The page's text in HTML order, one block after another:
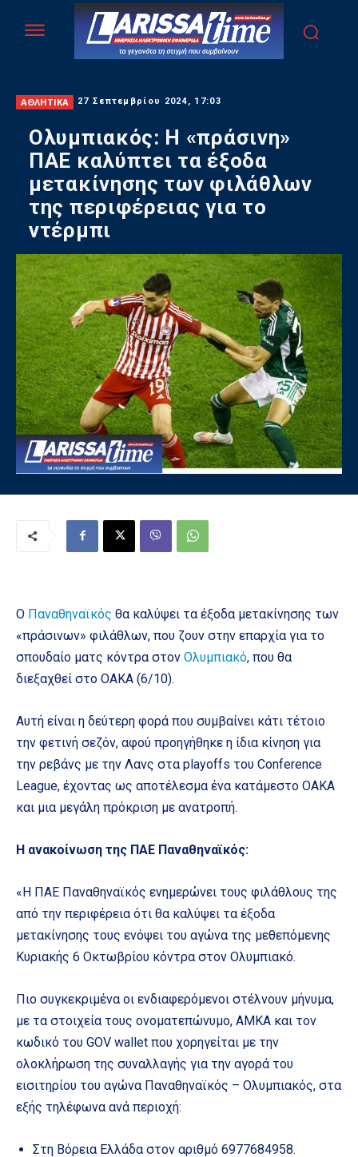
ΑΘΛΗΤΙΚΑ 27 Σεπτεμβρίου 2024, 17:03
Ολυμπιακός: Η «πράσινη»
ΠΑΕ καλύπτει τα έξοδα
μετακίνησης των φιλάθλων
της περιφέρειας για το
ντέρμπι
Ο Παναθηναϊκός θα καλύψει τα έξοδα μετακίνησης των
«πράσινων» φιλάθλων, που ζουν στην επαρχία για το
σπουδαίο ματς κόντρα στον Ολυμπιακό, που θα
διεξαχθεί στο ΟΑΚΑ (6/10).
Αυτή είναι η δεύτερη φορά που συμβαίνει κάτι τέτοιο
την φετινή σεζόν, αφού προηγήθηκε η ίδια κίνηση για
την ρεβάνς με την Λανς στα playoffs του Conference
League, έχοντας ως αποτέλεσμα ένα κατάμεστο ΟΑΚΑ
και μια μεγάλη πρόκριση με ανατροπή.
Η ανακοίνωση της ΠΑΕ Παναθηναϊκός:
«Η ΠΑΕ Παναθηναϊκός ενημερώνει τους φιλάθλους της
από την περιφέρεια ότι θα καλύψει τα έξοδα
μετακίνησης τους ενόψει του αγώνα της μεθεπόμενης
Κυριακής 6 Οκτωβρίου κόντρα στον Ολυμπιακό.
Πιο συγκεκριμένα οι ενδιαφερόμενοι στέλνουν μήνυμα,
με τα στοιχεία τους ονοματεπώνυμο, ΑΜΚΑ και τον
κωδικό του GOV wallet που χορηγείται με την
ολοκλήρωση της συναλλαγής για την αγορά του
εισιτηρίου του αγώνα Παναθηναϊκός – Ολυμπιακός, στα
εξής τηλέφωνα ανά περιοχή:
Στη Βόρεια Ελλάδα στον αριθμό 6977684958.